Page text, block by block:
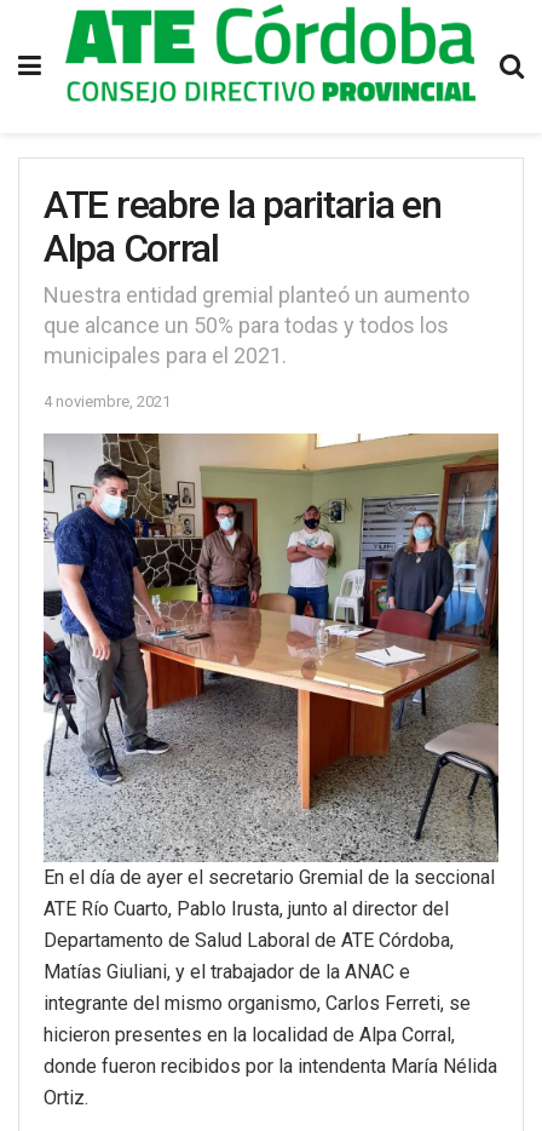
ATE reabre la paritaria en
Alpa Corral
Nuestra entidad gremial planteó un aumento
que alcance un 50% para todas y todos los
municipales para el 2021.
4 noviembre, 2021
En el día de ayer el secretario Gremial de la seccional
ATE Río Cuarto, Pablo Irusta, junto al director del
Departamento de Salud Laboral de ATE Córdoba,
Matías Giuliani, y el trabajador de la ANAC e
integrante del mismo organismo, Carlos Ferreti, se
hicieron presentes en la localidad de Alpa Corral,
donde fueron recibidos por la intendenta María Nélida
Ortiz.